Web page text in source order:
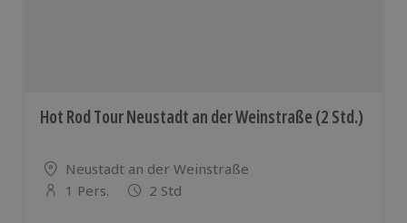
Hot Rod Tour Neustadt an der Weinstraße (2 Std.)
Standort
Neustadt an der Weinstraße
Anzahl der Teilnehmer
1 Pers. 2 Std